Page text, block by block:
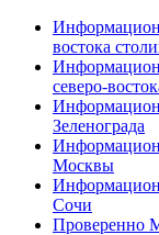
востока
северо-
Зеленограда
Москвы
Сочи
Проверенно